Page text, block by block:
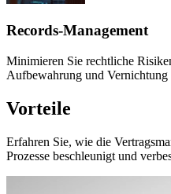
Records-Management
Minimieren Sie rechtliche
Aufbewahrung und Vernichtung
Vorteile
Erfahren Sie, wie die
Prozesse beschleunigt und